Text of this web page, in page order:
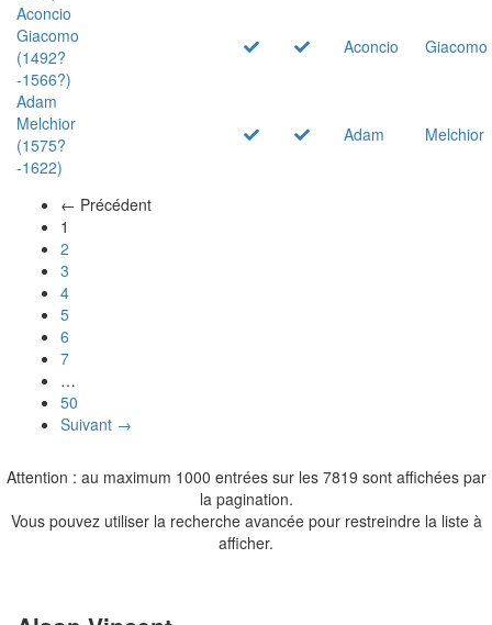
Aconcio
Giacomo
(1492?
-1566?)
Aconcio Giacomo
Adam
Melchior
(1575?
-1622)
Adam Melchior
← Précédent
1
2
3
4
5
6
7
…
50
Suivant →
Attention : au maximum 1000 entrées sur les 7819 sont affichées par
la pagination.
Vous pouvez utiliser la recherche avancée pour restreindre la liste à
afficher.